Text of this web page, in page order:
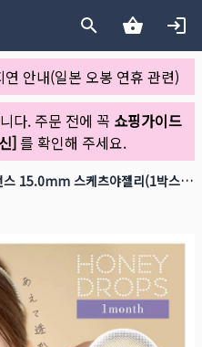
안내(일본 오봉 연휴 관련)
다. 주문 전에 꼭 쇼핑가이드
]를 확인해 주세요.
Honey drops 원먼스 15.0mm 스케츠야젤리(1박스 2개들이)